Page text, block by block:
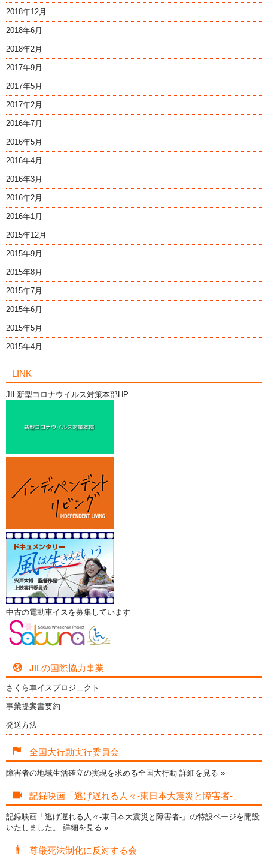
2018年12月
2018年6月
2018年2月
2017年9月
2017年5月
2017年2月
2016年7月
2016年5月
2016年4月
2016年3月
2016年2月
2016年1月
2015年12月
2015年9月
2015年8月
2015年7月
2015年6月
2015年5月
2015年4月
LINK
JIL新型コロナウイルス対策本部HP
中古の電動車イスを募集しています
JILの国際協力事業
さくら車イスプロジェクト
事業提案書要約
発送方法
全国大行動実行委員会
障害者の地域生活確立の実現を求める全国大行動 詳細を見る »
記録映画「逃げ遅れる人々-東日本大震災と障害者-」
記録映画「逃げ遅れる人々-東日本大震災と障害者-」の特設ページを開設
いたしました。 詳細を見る »
尊厳死法制化に反対する会